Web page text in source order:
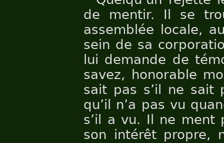
de mentir. Il se
assemblée locale,
sein de sa
lui demande de
savez, honorable
sait pas s’il ne sait
qu’il n’a pas vu
s’il a vu. Il ne ment
son intérêt propre,